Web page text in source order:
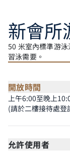
新會所
50 米室內標準游
習泳需要。
開放時間
上午6:00至晚上
(請於二樓接待處登
允許使用者